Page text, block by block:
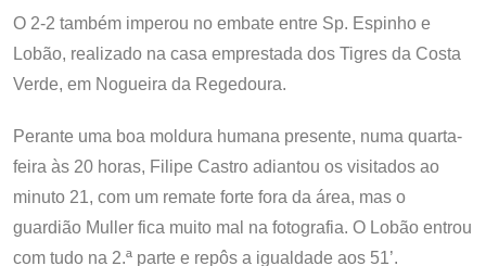
O 2-2 também imperou no embate entre Sp. Espinho e
Lobão, realizado na casa emprestada dos Tigres da Costa
Verde, em Nogueira da Regedoura.
Perante uma boa moldura humana presente, numa quarta-
feira às 20 horas, Filipe Castro adiantou os visitados ao
minuto 21, com um remate forte fora da área, mas o
guardião Muller fica muito mal na fotografia. O Lobão entrou
com tudo na 2.ª parte e repôs a igualdade aos 51’.